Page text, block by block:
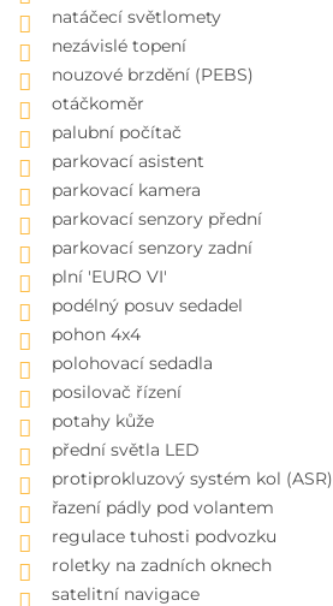
natáčecí světlomety
nezávislé topení
nouzové brzdění (PEBS)
otáčkoměr
palubní počítač
parkovací asistent
parkovací kamera
parkovací senzory přední
parkovací senzory zadní
plní 'EURO VI'
podélný posuv sedadel
pohon 4x4
polohovací sedadla
posilovač řízení
potahy kůže
přední světla LED
protiprokluzový systém kol (ASR)
řazení pádly pod volantem
regulace tuhosti podvozku
roletky na zadních oknech
satelitní navigace